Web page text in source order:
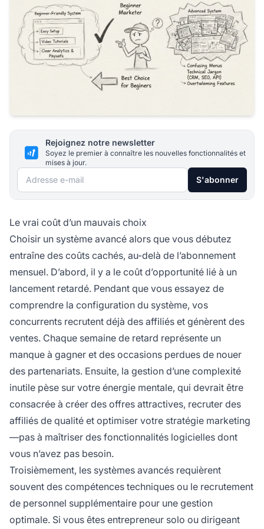
Rejoignez notre newsletter
Soyez le premier à connaître les nouvelles fonctionnalités et
mises à jour.
Adresse e-mail S'abonner
Le vrai coût d’un mauvais choix
Choisir un système avancé alors que vous débutez
entraîne des coûts cachés, au-delà de l’abonnement
mensuel. D’abord, il y a le coût d’opportunité lié à un
lancement retardé. Pendant que vous essayez de
comprendre la configuration du système, vos
concurrents recrutent déjà des affiliés et génèrent des
ventes. Chaque semaine de retard représente un
manque à gagner et des occasions perdues de nouer
des partenariats. Ensuite, la gestion d’une complexité
inutile pèse sur votre énergie mentale, qui devrait être
consacrée à créer des offres attractives, recruter des
affiliés de qualité et optimiser votre stratégie marketing
—pas à maîtriser des fonctionnalités logicielles dont
vous n’avez pas besoin.
Troisièmement, les systèmes avancés requièrent
souvent des compétences techniques ou le recrutement
de personnel supplémentaire pour une gestion
optimale. Si vous êtes entrepreneur solo ou dirigeant